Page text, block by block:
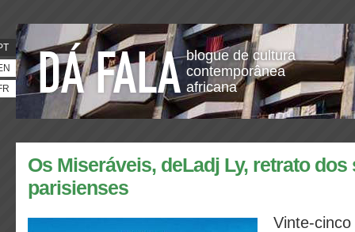
blogue de cultura
contemporânea
africana
Os Miseráveis, deLadj Ly, retrato
parisienses
Vinte-